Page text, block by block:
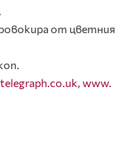
от цветния
, www.